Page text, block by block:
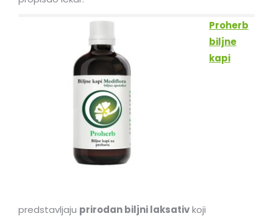
Proherb
biljne
kapi
predstavljaju prirodan biljni laksativkoji